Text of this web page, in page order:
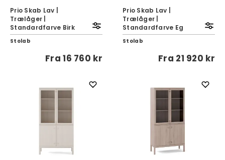
Prio Skab Lav |
Trælåger |
Standardfarve Birk
Stolab
Fra16 760 kr
Prio Skab Lav |
Trælåger |
Standardfarve Eg
Stolab
Fra 21 920 kr